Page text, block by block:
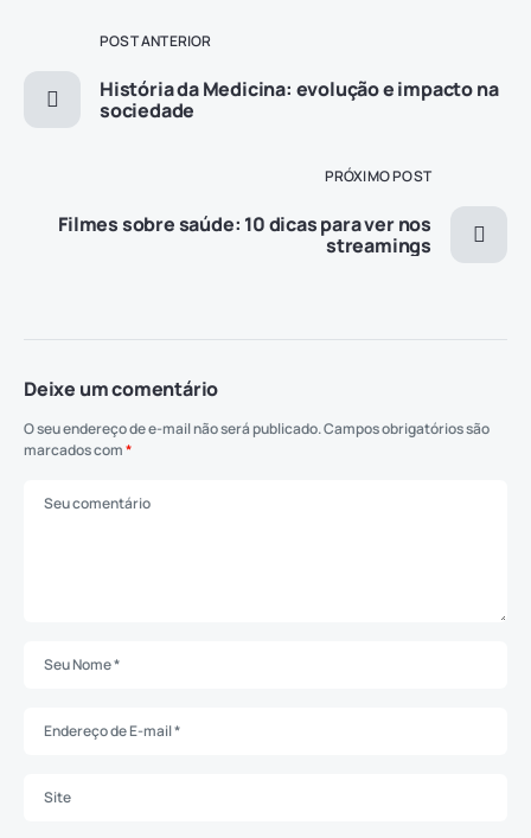
POST ANTERIOR
História da Medicina: evolução e impacto na
sociedade
PRÓXIMO POST
Filmes sobre saúde: 10 dicas para ver nos
streamings
Deixe um comentário
O seu endereço de e-mail não será publicado.Campos obrigatórios são
marcados com*